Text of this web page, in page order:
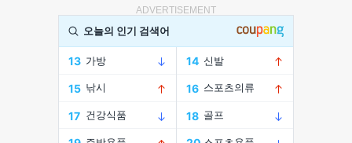
ADVERTISEMENT